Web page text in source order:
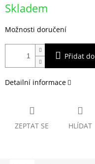
cena:
Skladem
Možnosti doručení
Přidat
Detailní informace
ZEPTAT SE HLÍDAT